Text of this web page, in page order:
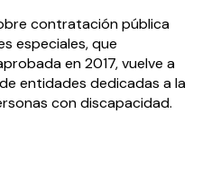
contratación pública
especiales, que
en 2017, vuelve a
entidades dedicadas a la
con discapacidad.